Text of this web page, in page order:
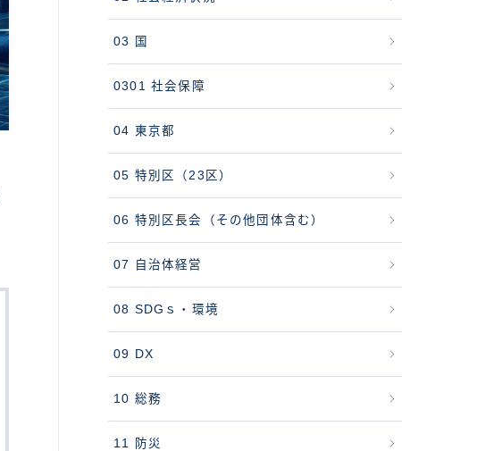
03 国
0301 社会保障
04 東京都
05 特別区（23区）
06 特別区長会（その他団体含む）
07 自治体経営
08 SDGｓ・環境
09 DX
10 総務
11 防災